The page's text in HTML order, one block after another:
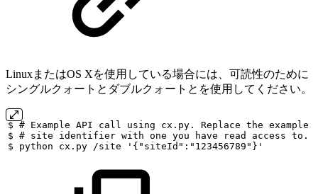
LinuxまたはOS Xを使用している場合には、可読性のために
シングルクォートとダブルクォートとを使用してください。
$ # Example API call using cx.py. Replace the example
$ # site identifier with one you have read access to.
$
python cx.py /site '{"siteId":"123456789"}'